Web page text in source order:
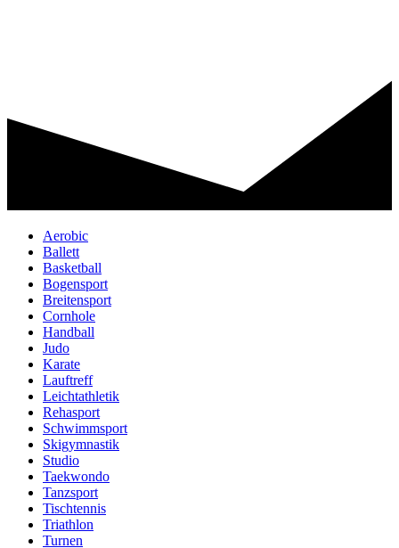
Aerobic
Ballett
Basketball
Bogensport
Breitensport
Cornhole
Handball
Judo
Karate
Lauftreff
Leichtathletik
Rehasport
Schwimmsport
Skigymnastik
Studio
Taekwondo
Tanzsport
Tischtennis
Triathlon
Turnen